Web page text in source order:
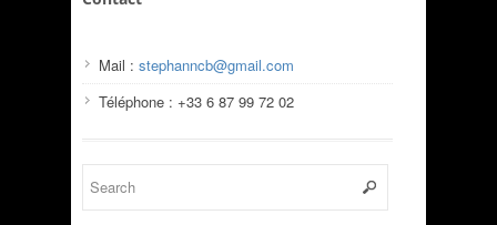
Mail : stephanncb@gmail.com
Téléphone : +33 6 87 99 72 02